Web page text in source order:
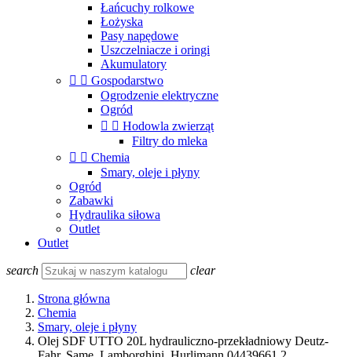
Łańcuchy rolkowe
Łożyska
Pasy napędowe
Uszczelniacze i oringi
Akumulatory
  Gospodarstwo
Ogrodzenie elektryczne
Ogród
  Hodowla zwierząt
Filtry do mleka
  Chemia
Smary, oleje i płyny
Ogród
Zabawki
Hydraulika siłowa
Outlet
Outlet
search clear
Strona główna
Chemia
Smary, oleje i płyny
Olej SDF UTTO 20L hydrauliczno-przekładniowy Deutz-